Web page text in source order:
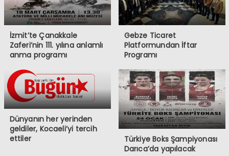
İzmit’te Çanakkale
Zaferi’nin 111. yılına anlamlı
anma programı
Gebze Ticaret
Platformundan İftar
Programı
Dünyanın her yerinden
geldiler, Kocaeli’yi tercih
ettiler
Türkiye Boks Şampiyonası
Darıca’da yapılacak